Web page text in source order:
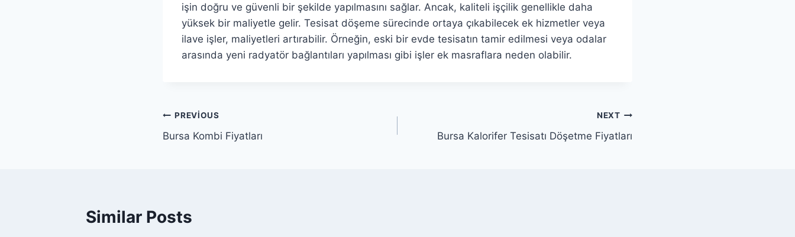
işin doğru ve güvenli bir şekilde yapılmasını sağlar. Ancak, kaliteli işçilik genellikle daha
yüksek bir maliyetle gelir. Tesisat döşeme sürecinde ortaya çıkabilecek ek hizmetler veya
ilave işler, maliyetleri artırabilir. Örneğin, eski bir evde tesisatın tamir edilmesi veya odalar
arasında yeni radyatör bağlantıları yapılması gibi işler ek masraflara neden olabilir.
Yazı
gezinmesi
PREVIOUS
Bursa Kombi Fiyatları
NEXT
Bursa Kalorifer Tesisatı Döşetme Fiyatları
Similar Posts